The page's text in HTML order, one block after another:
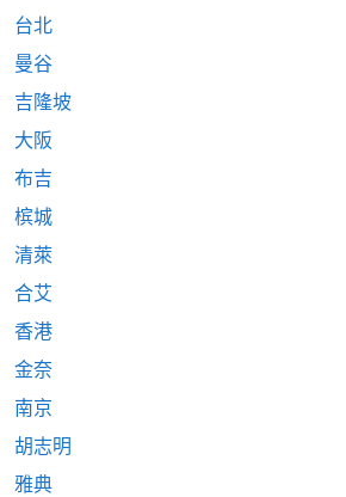
台北
曼谷
吉隆坡
大阪
布吉
槟城
清萊
合艾
香港
金奈
南京
胡志明
雅典